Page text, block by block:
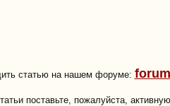
статью на нашем форуме:
поставьте, пожалуйста,